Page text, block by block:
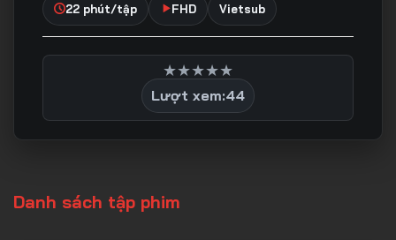
22 phút/tập FHD Vietsub
★★★★★
Lượt xem:44
Danh sách tập phim